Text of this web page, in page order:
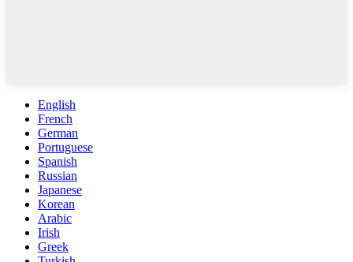
English
French
German
Portuguese
Spanish
Russian
Japanese
Korean
Arabic
Irish
Greek